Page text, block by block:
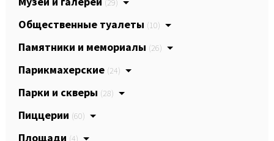
(29)
Общественные туалеты (10)
Памятники и мемориалы (26)
Парикмахерские (24)
Парки и скверы (28)
Пиццерии (60)
Площади (4)